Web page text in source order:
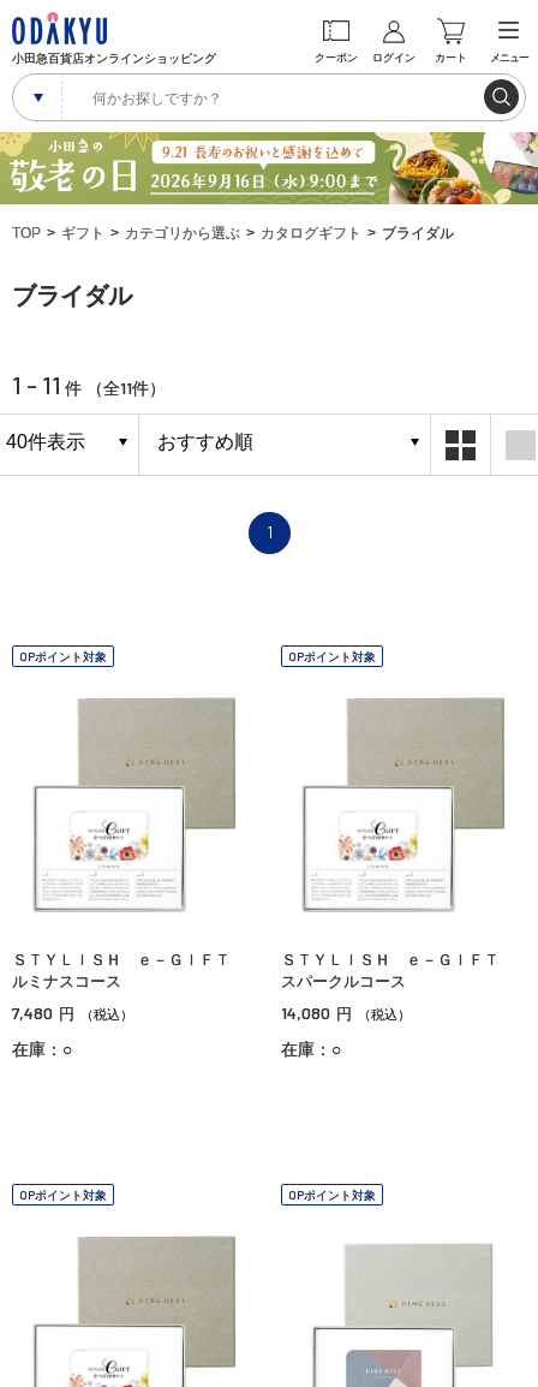
小田急百貨店オンラインショッピング クーポン ログイン カート メニュー
TOP ギフト カテゴリから選ぶ カタログギフト ブライダル
ブライダル
1 - 11 件 （全11件）
1
OPポイント対象
ＳＴＹＬＩＳＨ ｅ－ＧＩＦＴ
ルミナスコース
7,480 円 （税込）
在庫：○
OPポイント対象
ＳＴＹＬＩＳＨ ｅ－ＧＩＦＴ
スパークルコース
14,080 円 （税込）
在庫：○
OPポイント対象 OPポイント対象